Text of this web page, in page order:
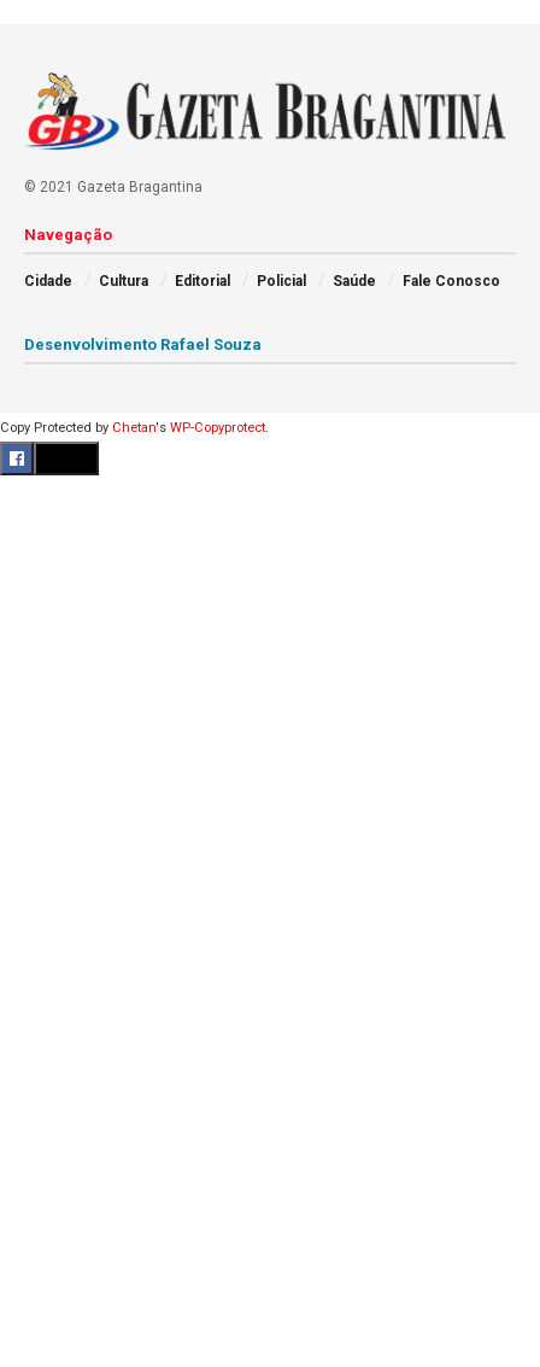
© 2021 Gazeta Bragantina
Navegação
Cidade Cultura Editorial Policial Saúde Fale Conosco
Desenvolvimento Rafael Souza
Copy Protected by Chetan's WP-Copyprotect